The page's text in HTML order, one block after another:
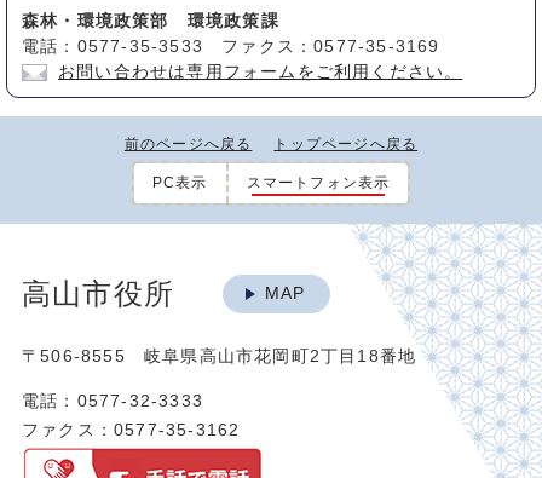
森林・環境政策部 環境政策課
電話：0577-35-3533 ファクス：0577-35-3169
お問い合わせは専用フォームをご利用ください。
前のページへ戻る トップページへ戻る
PC表示 スマートフォン表示
高山市役所 MAP
〒506-8555 岐阜県高山市花岡町2丁目18番地
電話：0577-32-3333
ファクス：0577-35-3162